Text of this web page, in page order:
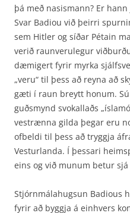
þá með nasismann? Er
Svar Badiou við þeirri
sem Hitler og síðar Pétain
verið raunverulegur
dæmigert fyrir myrka
„veru“ til þess að reyna að
gæti í raun breytt honum.
guðsmynd svokallaðs
vestrænna gilda þegar eru
ofbeldi til þess að tryggja
Vesturlanda. Í þessari
eins og við munum betur
Stjórnmálahugsun Badious
fyrir að byggja á einhvers